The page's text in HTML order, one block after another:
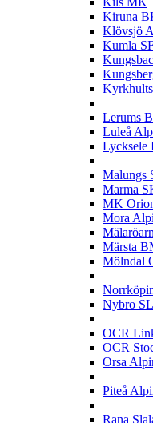
Kiruna
Klövsjö
Kumla
Lerums
Luleå
Lycksele
Malungs
Marma
MK
Mora
Märsta
Mölndal
Nybro
OCR
OCR
Orsa
Piteå
Rana